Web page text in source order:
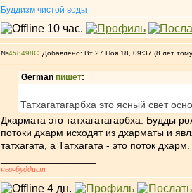
Буддизм чистой воды
№458498 Добавлено: Вт 27 Ноя 18, 09:37 (8 лет
German пишет:
Татхагатагарбха это ясный свет
Дхармата это татхагатагарбха. Будды
потоки дхарм исходят из дхарматы и
татхагата, а Татхагата - это поток дхарм.
нео-буддист